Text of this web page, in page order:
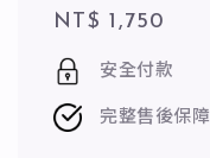
Regular
price
NT$ 1,750
安全付款
完整售後保障